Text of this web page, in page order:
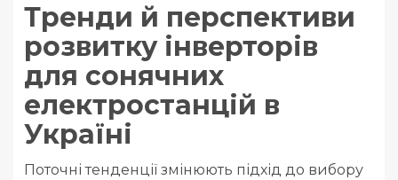
Тренди й перспективи
розвитку інверторів
для сонячних
електростанцій в
Україні
Поточні тенденції змінюють підхід до вибору